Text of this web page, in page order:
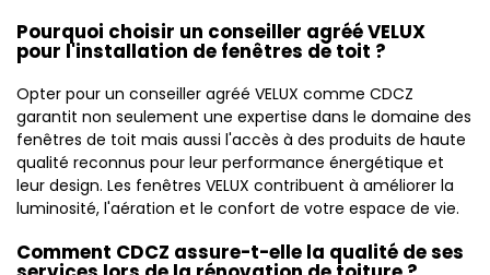
Pourquoi choisir un conseiller agréé VELUX
pour l'installation de fenêtres de toit ?
Opter pour un conseiller agréé VELUX comme CDCZ
garantit non seulement une expertise dans le domaine des
fenêtres de toit mais aussi l'accès à des produits de haute
qualité reconnus pour leur performance énergétique et
leur design. Les fenêtres VELUX contribuent à améliorer la
luminosité, l'aération et le confort de votre espace de vie.
Comment CDCZ assure-t-elle la qualité de ses